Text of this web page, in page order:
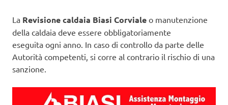
La Revisione caldaia Biasi Corviale o manutenzione
della caldaia deve essere obbligatoriamente
eseguita ogni anno. In caso di controllo da parte delle
Autorità competenti, si corre al contrario il rischio di una
sanzione.